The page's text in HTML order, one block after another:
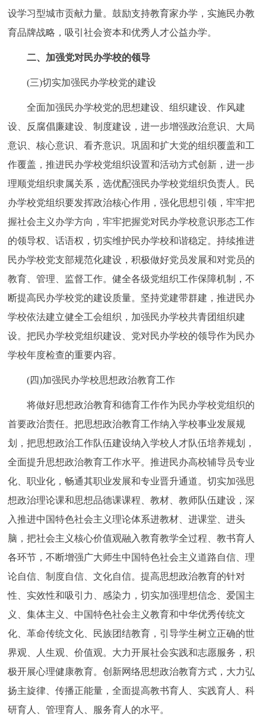
设学习型城市贡献力量。鼓励支持教育家办学，实施民办教
育品牌战略，吸引社会资本和优秀人才公益办学。
二、加强党对民办学校的领导
(三)切实加强民办学校党的建设
全面加强民办学校党的思想建设、组织建设、作风建
设、反腐倡廉建设、制度建设，进一步增强政治意识、大局
意识、核心意识、看齐意识。巩固和扩大党的组织覆盖和工
作覆盖，推进民办学校党组织设置和活动方式创新，进一步
理顺党组织隶属关系，选优配强民办学校党组织负责人。民
办学校党组织要发挥政治核心作用，强化思想引领，牢牢把
握社会主义办学方向，牢牢把握党对民办学校意识形态工作
的领导权、话语权，切实维护民办学校和谐稳定。持续推进
民办学校党支部规范化建设，积极做好党员发展和对党员的
教育、管理、监督工作。健全各级党组织工作保障机制，不
断提高民办学校党的建设质量。坚持党建带群建，推进民办
学校依法建立健全工会组织，加强民办学校共青团组织建
设。把民办学校党组织建设、党对民办学校的领导作为民办
学校年度检查的重要内容。
(四)加强民办学校思想政治教育工作
将做好思想政治教育和德育工作作为民办学校党组织的
首要政治责任。把思想政治教育工作纳入学校事业发展规
划，把思想政治工作队伍建设纳入学校人才队伍培养规划，
全面提升思想政治教育工作水平。推进民办高校辅导员专业
化、职业化，畅通其职业发展和专业晋升通道。切实加强思
想政治理论课和思想品德课课程、教材、教师队伍建设，深
入推进中国特色社会主义理论体系进教材、进课堂、进头
脑，把社会主义核心价值观融入教育教学全过程、教书育人
各环节，不断增强广大师生中国特色社会主义道路自信、理
论自信、制度自信、文化自信。提高思想政治教育的针对
性、实效性和吸引力、感染力，切实加强理想信念、爱国主
义、集体主义、中国特色社会主义教育和中华优秀传统文
化、革命传统文化、民族团结教育，引导学生树立正确的世
界观、人生观、价值观。大力开展社会实践和志愿服务，积
极开展心理健康教育。创新网络思想政治教育方式，大力弘
扬主旋律、传播正能量，全面提高教书育人、实践育人、科
研育人、管理育人、服务育人的水平。